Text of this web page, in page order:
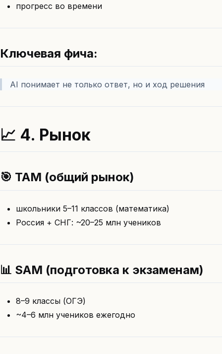
прогресс во времени
Ключевая фича:
AI понимает не только ответ, но и ход решения
📈 4. Рынок
🎯 TAM (общий рынок)
школьники 5–11 классов (математика)
Россия + СНГ: ~20–25 млн учеников
📊 SAM (подготовка к экзаменам)
8–9 классы (ОГЭ)
~4–6 млн учеников ежегодно